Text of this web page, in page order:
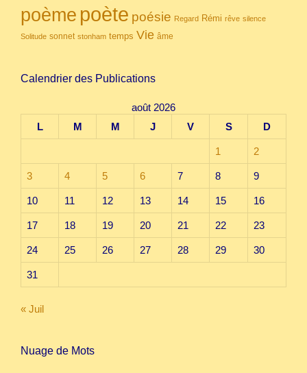
poème poète poésie Regard Rémi rêve silence
Solitude sonnet stonham temps Vie âme
Calendrier des Publications
août 2026
L
M M J V S D
1 2
3 4 5 6 7 8 9
10 11 12 13 14 15 16
17 18 19 20 21 22 23
24 25 26 27 28 29 30
31
« Juil
Nuage de Mots